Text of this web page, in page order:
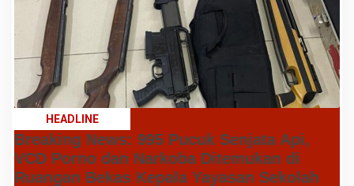
HEADLINE
Breaking News: 995 Pucuk Senjata Api,
VCD Porno dan Narkoba Ditemukan di
Ruangan Bekas Kepala Yayasan Sekolah